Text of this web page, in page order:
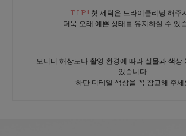
T I P ! 첫 세탁은 드라이클리닝 해주
더욱 오래 예쁜 상태를 유지하실 수 있
모니터 해상도나 촬영 환경에 따라 실물과 색상
있습니다.
하단 디테일 색상을 꼭 참고해 주세